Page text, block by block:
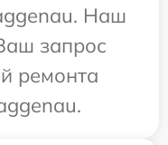
Наш
запрос
ремонта